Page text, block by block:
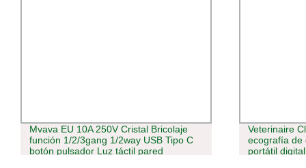
Mvava EU 10A 250V Cristal Bricolaje
función 1/2/3gang 1/2way USB Tipo C
botón pulsador Luz táctil pared
Veterinaire
ecografía de
portátil